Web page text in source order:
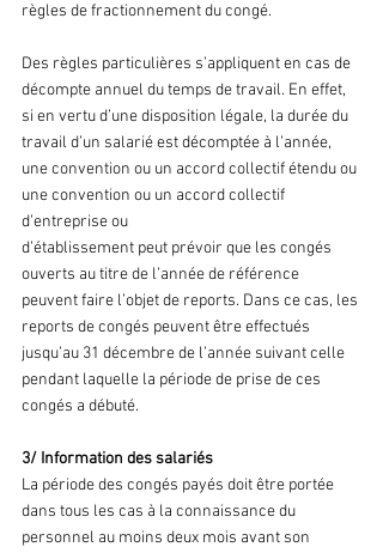
règles de fractionnement du congé.
Des règles particulières s’appliquent en cas de
décompte annuel du temps de travail. En effet,
si en vertu d’une disposition légale, la durée du
travail d’un salarié est décomptée à l’année,
une convention ou un accord collectif étendu ou
une convention ou un accord collectif
d’entreprise ou
d’établissement peut prévoir que les congés
ouverts au titre de l’année de référence
peuvent faire l’objet de reports. Dans ce cas, les
reports de congés peuvent être effectués
jusqu’au 31 décembre de l’année suivant celle
pendant laquelle la période de prise de ces
congés a débuté.
3/ Information des salariés
La période des congés payés doit être portée
dans tous les cas à la connaissance du
personnel au moins deux mois avant son